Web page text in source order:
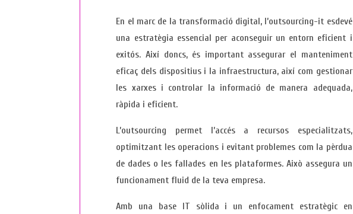
En el marc de la transformació digital, l’outsourcing-it esdevé
una estratègia essencial per aconseguir un entorn eficient i
exitós. Així doncs, és important assegurar el manteniment
eficaç dels dispositius i la infraestructura, així com gestionar
les xarxes i controlar la informació de manera adequada,
ràpida i eficient.
L’outsourcing permet l’accés a recursos especialitzats,
optimitzant les operacions i evitant problemes com la pèrdua
de dades o les fallades en les plataformes. Això assegura un
funcionament fluid de la teva empresa.
Amb una base IT sòlida i un enfocament estratègic en